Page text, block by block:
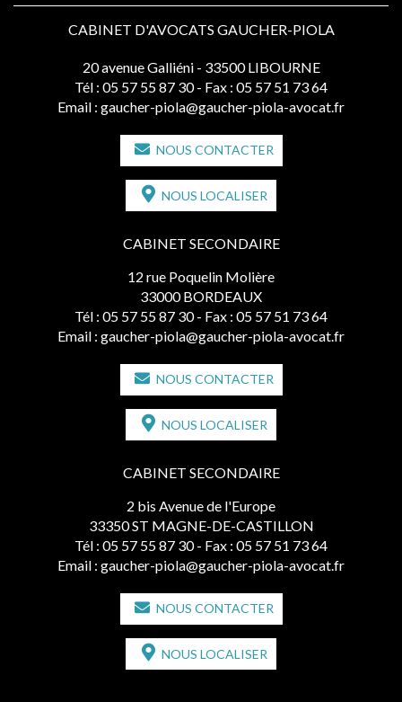
CABINET D'AVOCATS GAUCHER-PIOLA
20 avenue Galliéni - 33500 LIBOURNE
Tél : 05 57 55 87 30 - Fax : 05 57 51 73 64
Email : gaucher-piola@gaucher-piola-avocat.fr
NOUS CONTACTER
NOUS LOCALISER
CABINET SECONDAIRE
12 rue Poquelin Molière
33000 BORDEAUX
Tél : 05 57 55 87 30 - Fax : 05 57 51 73 64
Email : gaucher-piola@gaucher-piola-avocat.fr
NOUS CONTACTER
NOUS LOCALISER
CABINET SECONDAIRE
2 bis Avenue de l'Europe
33350 ST MAGNE-DE-CASTILLON
Tél : 05 57 55 87 30 - Fax : 05 57 51 73 64
Email : gaucher-piola@gaucher-piola-avocat.fr
NOUS CONTACTER
NOUS LOCALISER